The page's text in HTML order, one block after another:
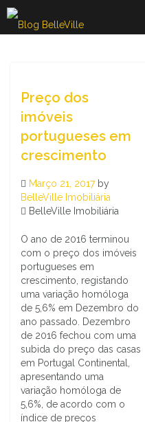
Skip
to
content
Preço dos
imóveis
portugueses em
crescimento
Março 21, 2017by
BelleVille Imobiliária
BelleVille Imobiliária
O ano de 2016 terminou
com o preço dos imóveis
portugueses em
crescimento, registando
uma variação homóloga
de 5,6% em Dezembro do
ano passado. Dezembro
de 2016 fechou com uma
subida do preço das casas
em Portugal Continental,
apresentando uma
variação homóloga de
5,6%, de acordo com o
índice de preços